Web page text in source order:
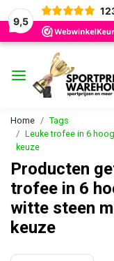
9,5
Home
Tags
Leuke trofee in 6
keuze
Producten
trofee in 6
witte steen
keuze